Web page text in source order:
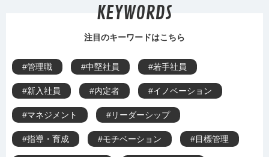
KEYWORDS
注目のキーワードはこちら
#管理職 #中堅社員 #若手社員
#新入社員 #内定者 #イノベーション
#マネジメント #リーダーシップ
#指導・育成 #モチベーション #目標管理